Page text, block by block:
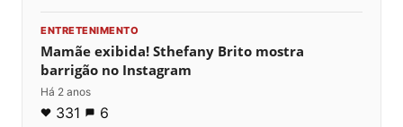
ENTRETENIMENTO
Mamãe exibida! Sthefany Brito mostra
barrigão no Instagram
Há 2 anos
331 6